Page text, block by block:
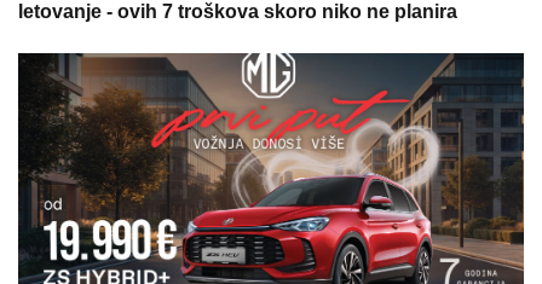
letovanje - ovih 7 troškova skoro niko ne planira